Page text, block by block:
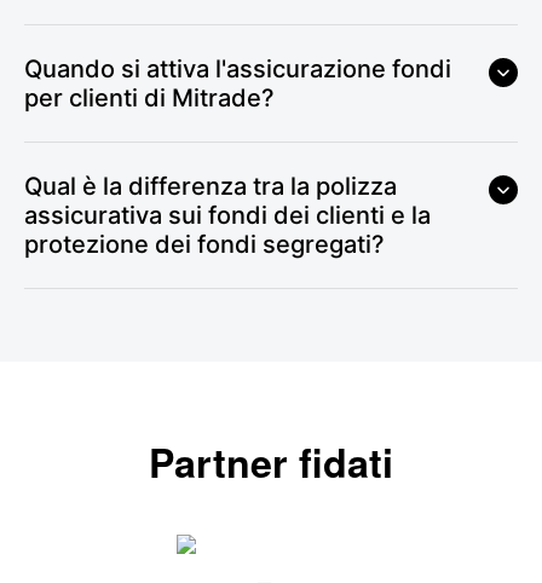
Quando si attiva l'assicurazione fondi
per clienti di Mitrade?
Qual è la differenza tra la polizza
assicurativa sui fondi dei clienti e la
protezione dei fondi segregati?
Partner fidati